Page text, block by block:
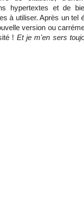
hypertextes et de
à utiliser. Après un tel
version ou
! Et je m'en sers